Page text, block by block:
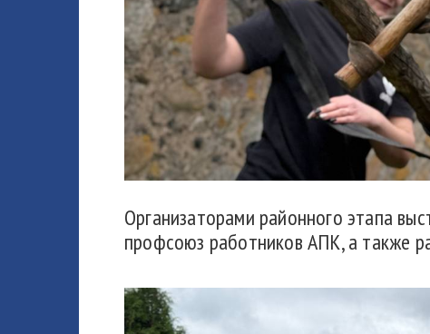
Организаторами районного этапа
профсоюз работников АПК, а также